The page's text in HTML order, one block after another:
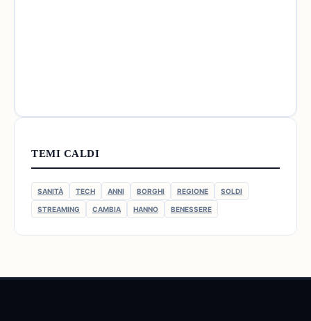
TEMI CALDI
SANITÀ TECH ANNI BORGHI REGIONE SOLDI
STREAMING CAMBIA HANNO BENESSERE